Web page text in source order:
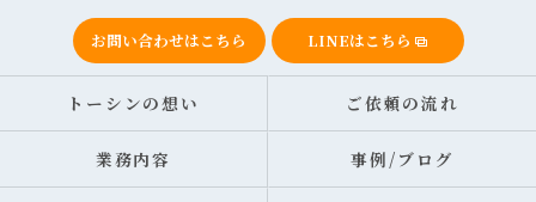
お問い合わせはこちら LINEはこちら
トーシンの想い ご依頼の流れ
業務内容 事例/ブログ